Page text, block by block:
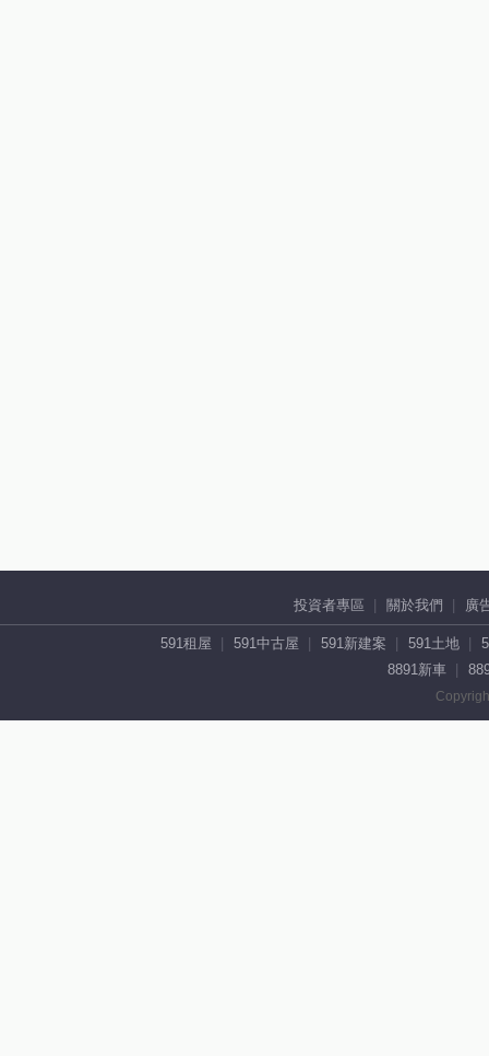
投資者專區 關於我們 廣
591租屋 591中古屋 591新建案 591土地
8891新車